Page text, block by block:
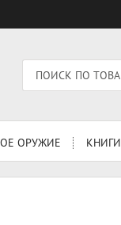
ОРУЖИЕ КНИГИ